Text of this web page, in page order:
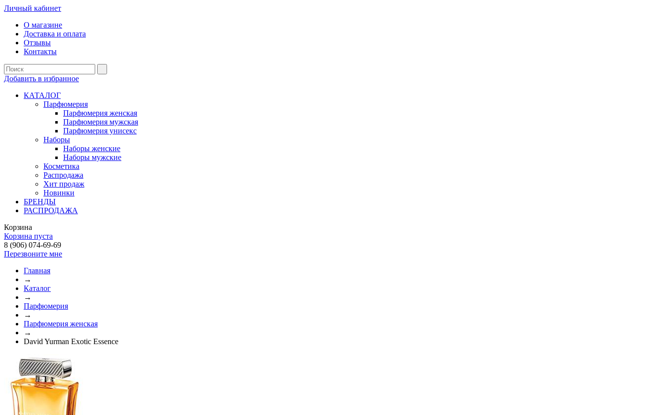
Личный кабинет
О магазине
Доставка и оплата
Отзывы
Контакты
Добавить в избранное
КАТАЛОГ
Парфюмерия
Парфюмерия женская
Парфюмерия мужская
Парфюмерия унисекс
Наборы
Наборы женские
Наборы мужские
Косметика
Распродажа
Хит продаж
Новинки
БРЕНДЫ
РАСПРОДАЖА
Корзина
Корзина пуста
8 (906) 074-69-69
Перезвоните мне
Главная
→
Каталог
→
Парфюмерия
→
Парфюмерия женская
→
David Yurman Exotic Essence